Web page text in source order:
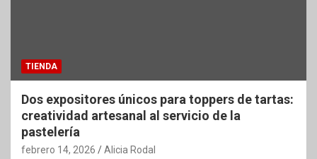
TIENDA
Dos expositores únicos para toppers de tartas:
creatividad artesanal al servicio de la
pastelería
febrero 14, 2026 Alicia Rodal